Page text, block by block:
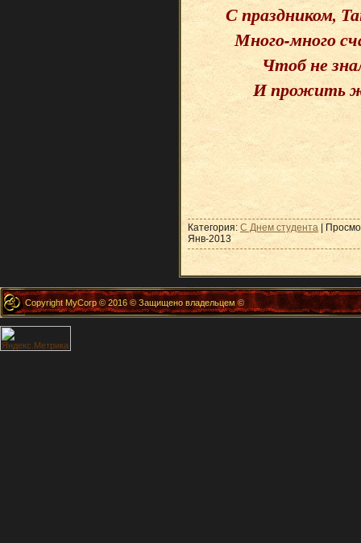
С праздником,
Много-много
Чтоб не
И прожить
Категория: С Днем студента |
Янв-2013
Copyright MyCorp © 2016 © Защищено владельцем ©